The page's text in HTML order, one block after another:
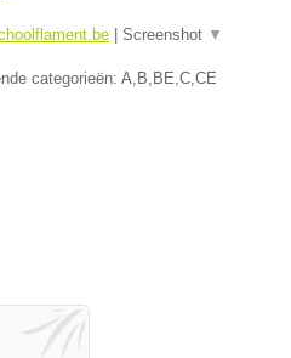
Screenshot ▼
categorieën: A,B,BE,C,CE